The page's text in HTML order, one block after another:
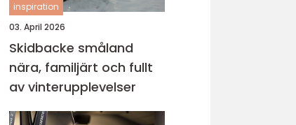
inspiration
03. April 2026
Skidbacke småland
nära, familjärt och fullt
av vinterupplevelser